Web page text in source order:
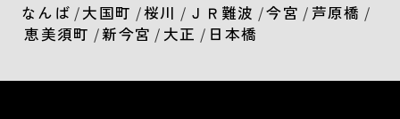
なんば /大国町 /桜川 / ＪＲ難波 /今宮 / 芦原橋 /
恵美須町 /新今宮 / 大正 / 日本橋